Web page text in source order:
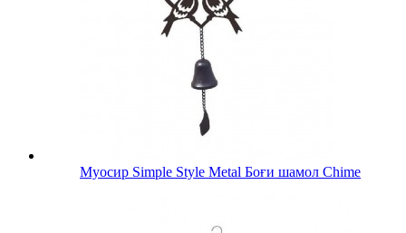
Муосир Simple Style Metal Боғи шамол Chime